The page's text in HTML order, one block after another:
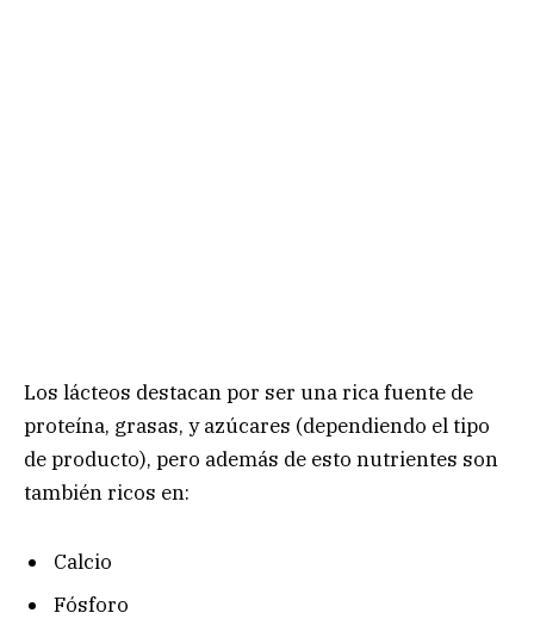
Los lácteos destacan por ser una rica fuente de
proteína, grasas, y azúcares (dependiendo el tipo
de producto), pero además de esto nutrientes son
también ricos en:
Calcio
Fósforo